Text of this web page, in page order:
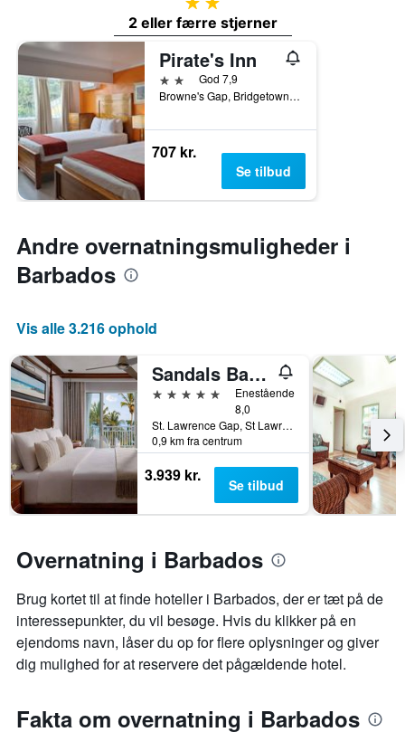
2 eller færre stjerner
Pirate's Inn
2 stjernerGod 7,9
Browne's Gap, Bridgetown, Barbados
707 kr.
Se tilbud
Andre overnatningsmuligheder i
Barbados
Vis alle 3.216 ophold
Sandals Barbados
5 stjerner
Enestående
8,0
St. Lawrence Gap, St Lawrence Gap, Barbados
0,9 km fra centrum
3.939 kr. Se tilbud
Overnatning i Barbados
Brug kortet til at finde hoteller i Barbados, der er tæt på de
interessepunkter, du vil besøge. Hvis du klikker på en
ejendoms navn, låser du op for flere oplysninger og giver
dig mulighed for at reservere det pågældende hotel.
Fakta om overnatning i Barbados